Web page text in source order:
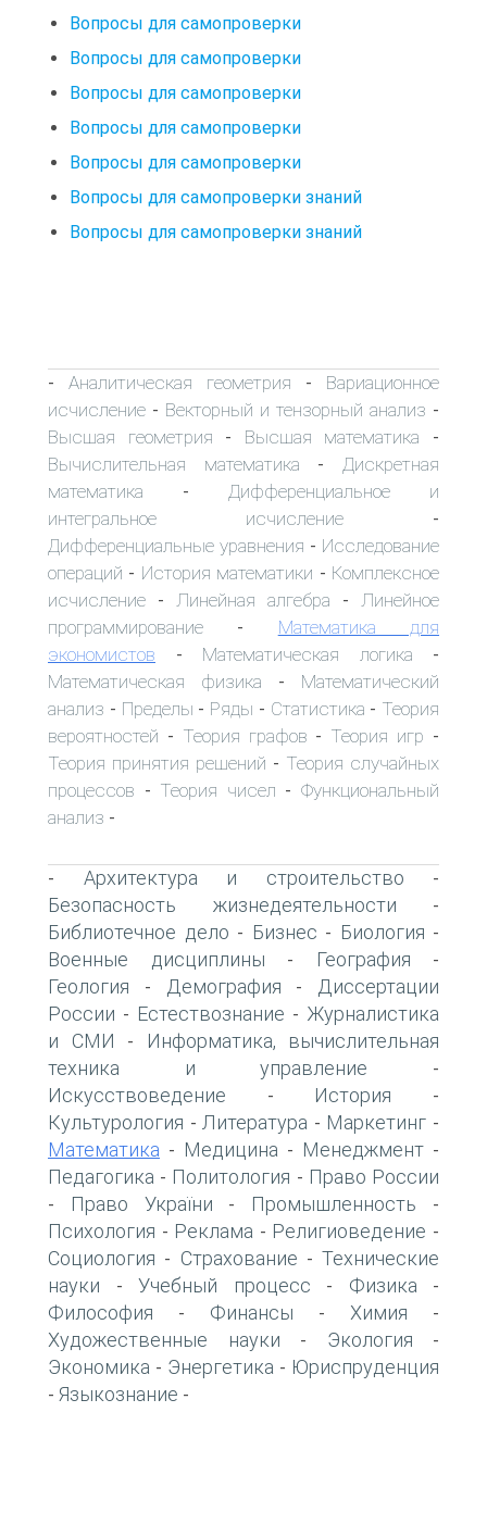
Вопросы для самопроверки
Вопросы для самопроверки
Вопросы для самопроверки
Вопросы для самопроверки
Вопросы для самопроверки
Вопросы для самопроверки знаний
Вопросы для самопроверки знаний
- Аналитическая геометрия - Вариационное
исчисление - Векторный и тензорный анализ -
Высшая геометрия - Высшая математика -
Вычислительная математика - Дискретная
математика - Дифференциальное и
интегральное исчисление -
Дифференциальные уравнения - Исследование
операций - История математики - Комплексное
исчисление - Линейная алгебра -
Линейное
программирование - Математика для
экономистов - Математическая логика -
Математическая физика - Математический
анализ - Пределы - Ряды - Статистика - Теория
вероятностей - Теория графов - Теория игр -
Теория принятия решений - Теория случайных
процессов - Теория чисел -Функциональный
анализ -
- Архитектура и строительство -
Безопасность жизнедеятельности -
Библиотечное дело - Бизнес - Биология -
Военные дисциплины - География -
Геология - Демография -
Диссертации
России - Естествознание - Журналистика
и СМИ -
Информатика, вычислительная
техника и управление -
Искусствоведение - История -
Культурология - Литература - Маркетинг -
Математика - Медицина - Менеджмент -
Педагогика - Политология - Право России
- Право України - Промышленность -
Психология - Реклама - Религиоведение -
Социология - Страхование - Технические
науки - Учебный процесс - Физика -
Философия - Финансы - Химия -
Художественные науки - Экология -
Экономика - Энергетика - Юриспруденция
- Языкознание -